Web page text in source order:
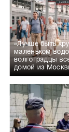
«Лучше быть
маленьком
волгоградцы
домой из